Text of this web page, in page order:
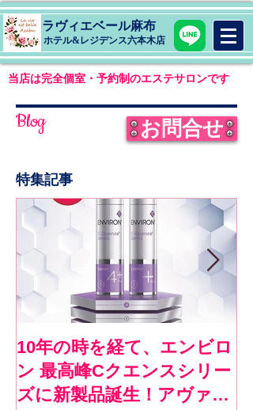
ラヴィエベール麻布
​ホテル&レジデンス六本木店
当店は完全個室・予約制のエステサロンです
Blog お問合せ
特集記事
10年の時を経て、エンビロ
ン 最高峰Cクエンスシリー
ズに新製品誕生！アヴァン